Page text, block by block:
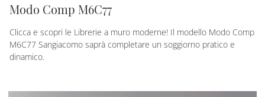
Modo Comp M6C77
Clicca e scopri le Librerie a muro moderne! Il modello Modo Comp
M6C77 Sangiacomo saprà completare un soggiorno pratico e
dinamico.